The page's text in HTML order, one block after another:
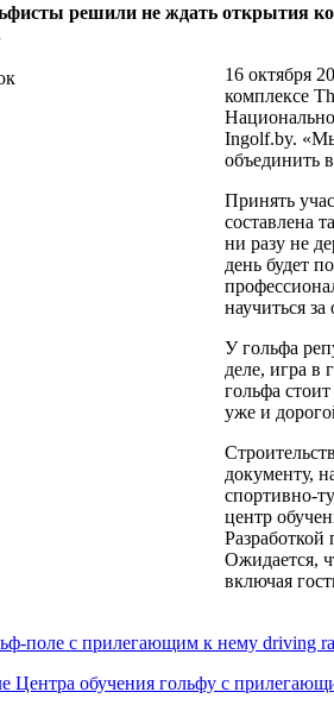
решили не ждать открытия
16 октября
комплексе
Ingolf.by. «Мы
объединить
Принять
составлена
ни разу не
день будет
научиться
У гольфа
деле, игра в
гольфа
уже и
документу,
спортивно-
центр
Ожидается,
включая